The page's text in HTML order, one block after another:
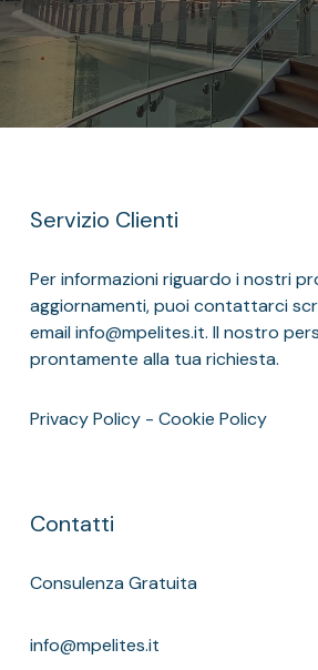
Servizio Clienti
Per informazioni riguardo i nostri
aggiornamenti, puoi contattarci
email info@mpelites.it. Il nostro
prontamente alla tua richiesta.
Privacy Policy- Cookie Policy
Contatti
Consulenza Gratuita
info@mpelites.it